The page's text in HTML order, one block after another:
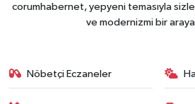
corumhabernet, yepyeni temasıyla
ve modernizmi bir
Nöbetçi Eczaneler